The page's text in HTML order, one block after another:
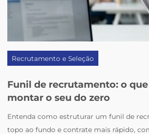
Recrutamento e Seleção
Funil de recrutamento: o
montar o seu do zero
Entenda como estruturar um funil de
topo ao fundo e contrate mais rápido,